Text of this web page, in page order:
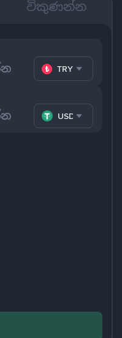
විකුණන්න
TRY
USDT